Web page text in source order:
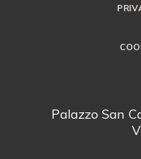
Palazzo San